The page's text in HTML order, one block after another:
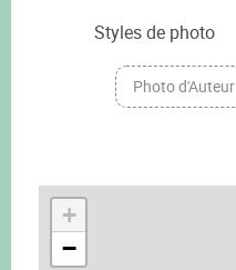
Styles de photo
Photo d'Auteur
+
−